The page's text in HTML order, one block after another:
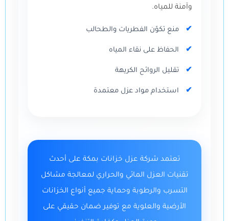
وآمنة للمياه.
منع تكوّن الفطريات والطحالب
الحفاظ على نقاء المياه
تقليل الروائح الكريهة
استخدام مواد عزل معتمدة
تعتمد شركة عزل خزانات بمكة على أحدث
تقنيات العزل المائي والحراري لمعالجة مشاكل
التسرب والرطوبة وحماية جميع أنواع الخزانات
الأرضية والعلوية مع توفير ضمان حقيقي على